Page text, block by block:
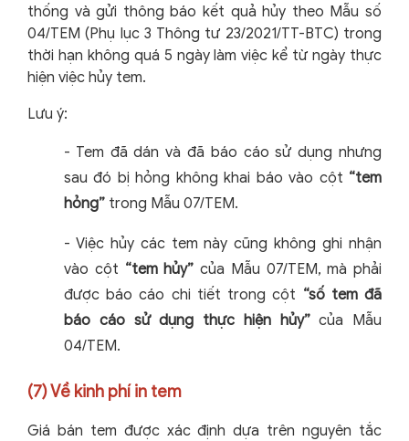
thống và gửi thông báo kết quả hủy theo Mẫu số
04/TEM (Phụ lục 3 Thông tư 23/2021/TT-BTC) trong
thời hạn không quá 5 ngày làm việc kể từ ngày thực
hiện việc hủy tem.
Lưu ý:
- Tem đã dán và đã báo cáo sử dụng nhưng
sau đó bị hỏng không khai báo vào cột “tem
hỏng” trong Mẫu 07/TEM.
- Việc hủy các tem này cũng không ghi nhận
vào cột “tem hủy” của Mẫu 07/TEM, mà phải
được báo cáo chi tiết trong cột “số tem đã
báo cáo sử dụng thực hiện hủy”của Mẫu
04/TEM.
(7) Về kinh phí in tem
Giá bán tem được xác định dựa trên nguyên tắc